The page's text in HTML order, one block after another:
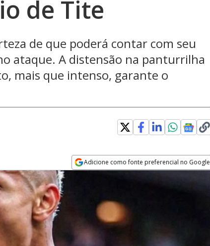
de Tite
de que poderá contar com seu
ataque. A distensão na panturrilha
mais que intenso, garante o
Adicione como fonte preferencial no Google